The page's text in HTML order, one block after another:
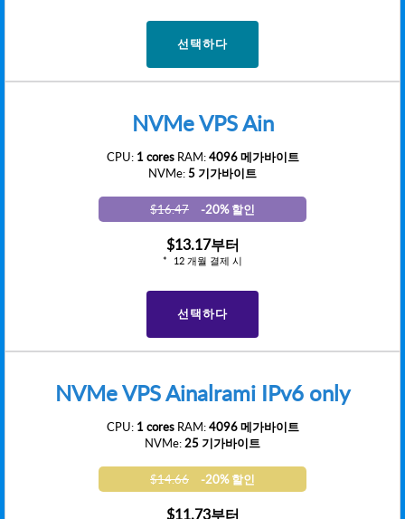
선택하다
NVMe VPS Ain
CPU: 1 coresRAM:4096 메가바이트
NVMe:5 기가바이트
$16.47 -20% 할인
$13.17부터
12 개월 결제 시
선택하다
NVMe VPS Ainalrami IPv6 only
CPU: 1 coresRAM:4096 메가바이트
NVMe:25 기가바이트
$14.66 -20% 할인
$11.73부터